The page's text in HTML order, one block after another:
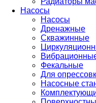
Насосы
Насосы
Дренажные
Скважинные
Фекальные
Для
Насосные